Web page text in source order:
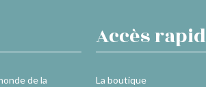
de la
Accès
La boutique